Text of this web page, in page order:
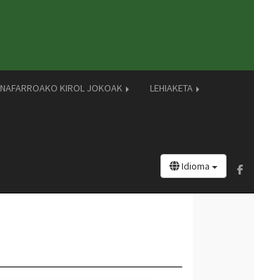
NAFARROAKO KIROL JOKOAK LEHIAKETA
Idioma